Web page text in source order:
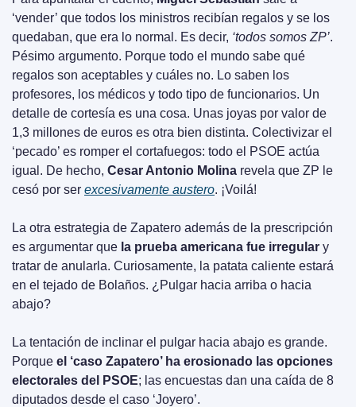
‘vender’ que todos los ministros recibían regalos y se los
quedaban, que era lo normal. Es decir, ‘todos somos ZP’.
Pésimo argumento. Porque todo el mundo sabe qué
regalos son aceptables y cuáles no. Lo saben los
profesores, los médicos y todo tipo de funcionarios. Un
detalle de cortesía es una cosa. Unas joyas por valor de
1,3 millones de euros es otra bien distinta. Colectivizar el
‘pecado’ es romper el cortafuegos: todo el PSOE actúa
igual. De hecho, Cesar Antonio Molina revela que ZP le
cesó por ser excesivamente austero. ¡Voilá!
La otra estrategia de Zapatero además de la prescripción
es argumentar que la prueba americana fue irregular y
tratar de anularla. Curiosamente, la patata caliente estará
en el tejado de Bolaños. ¿Pulgar hacia arriba o hacia
abajo?
La tentación de inclinar el pulgar hacia abajo es grande.
Porque el ‘caso Zapatero’ ha erosionado las opciones
electorales del PSOE; las encuestas dan una caída de 8
diputados desde el caso ‘Joyero’.